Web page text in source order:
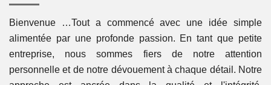
Bienvenue …Tout a commencé avec une idée simple
alimentée par une profonde passion. En tant que petite
entreprise, nous sommes fiers de notre attention
personnelle et de notre dévouement à chaque détail. Notre